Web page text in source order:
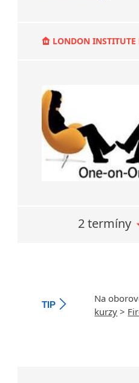
LONDON
2 termíny
TIP
Na
kurzy >